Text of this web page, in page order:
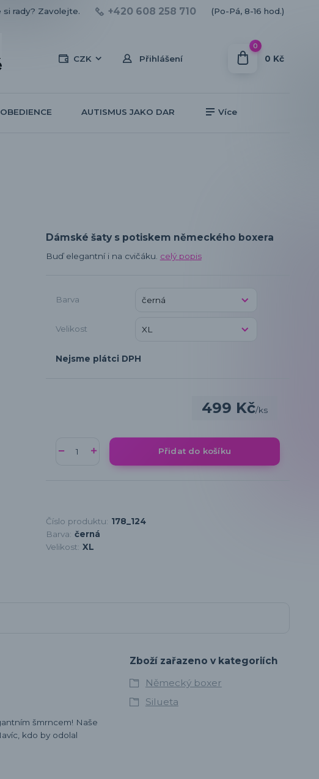
CZK Přihlášení
si rady? Zavolejte. +420 608 258 710 (Po-Pá, 8-16 hod.)
0
0 Kč
AUTISMUS JAKO DAR Více
Dámské šaty s potiskem německého boxera
Buď elegantní i na cvičáku. celý popis
Barva
Velikost
Nejsme plátci DPH
499 Kč/ks
Přidat do košíku
Číslo produktu: 178_124
Barva: černá
Velikost: XL
šmrncem! Naše
kdo by odolal
Zboží zařazeno v kategoriích
Německý boxer
Silueta